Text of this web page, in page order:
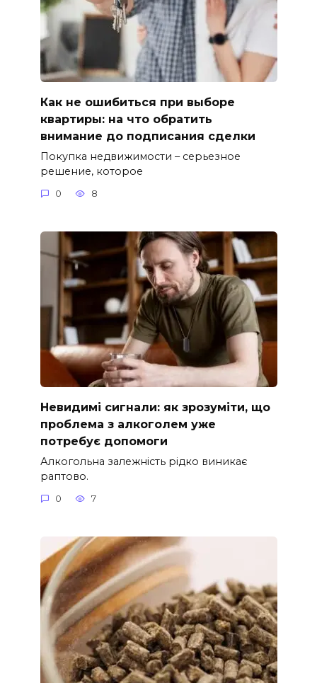
Как не ошибиться при выборе
квартиры: на что обратить
внимание до подписания сделки
Покупка недвижимости – серьезное
решение, которое
0 8
Невидимі сигнали: як зрозуміти, що
проблема з алкоголем уже
потребує допомоги
Алкогольна залежність рідко виникає
раптово.
0 7